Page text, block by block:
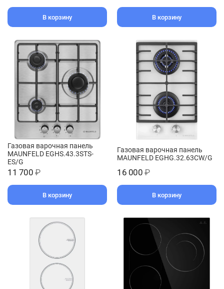
В корзину В корзину
Газовая варочная панель
MAUNFELD EGHS.43.3STS-
ES/G
11 700 ₽
В корзину
Газовая варочная панель
MAUNFELD EGHG.32.63CW/G
16 000 ₽
В корзину